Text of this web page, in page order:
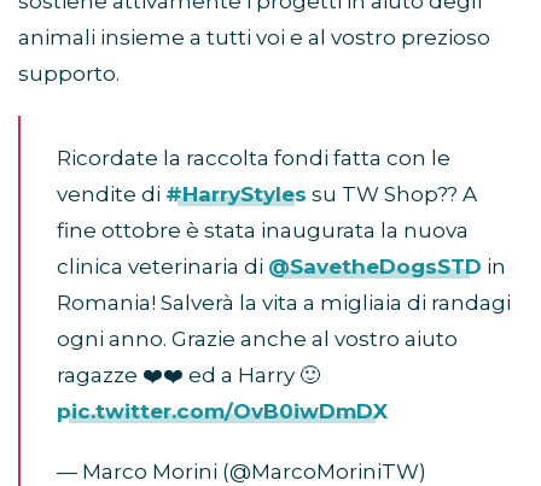
animali insieme a tutti voi e al vostro prezioso
supporto.
Ricordate la raccolta fondi fatta con le
vendite di #HarryStyles su TW Shop?? A
fine ottobre è stata inaugurata la nuova
clinica veterinaria di @SavetheDogsSTD in
Romania! Salverà la vita a migliaia di randagi
ogni anno. Grazie anche al vostro aiuto
ragazze ❤️❤️ ed a Harry 🙂
pic.twitter.com/OvB0iwDmDX
— Marco Morini (@MarcoMoriniTW)